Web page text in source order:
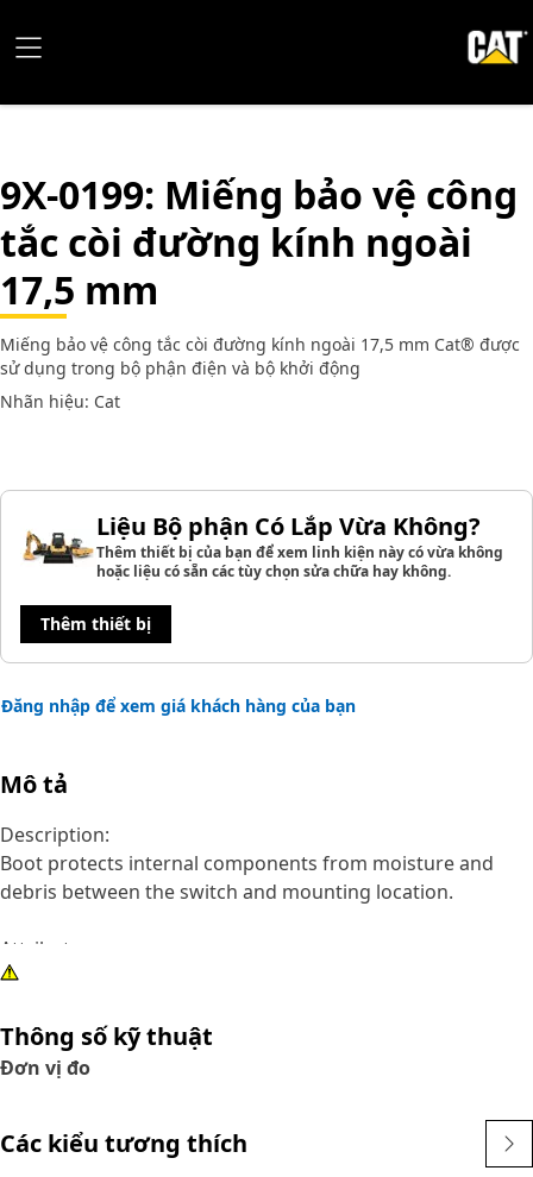
9X-0199: Miếng bảo vệ công
tắc còi đường kính ngoài
17,5 mm
Miếng bảo vệ công tắc còi đường kính ngoài 17,5 mm Cat® được
sử dụng trong bộ phận điện và bộ khởi động
Nhãn hiệu: Cat
Liệu Bộ phận Có Lắp Vừa Không?
Thêm thiết bị của bạn để xem linh kiện này có vừa không
hoặc liệu có sẵn các tùy chọn sửa chữa hay không.
Thêm thiết bị
Đăng nhập để xem giá khách hàng của bạn
Mô tả
Description:
Boot protects internal components from moisture and
debris between the switch and mounting location.
Attributes:
• Material: Rubber
• Provides protection from shorts and shock
• Highly durable
Consult your owner's manual or contact your local Cat
Thông số kỹ thuật
Đơn vị đo
Các kiểu tương thích